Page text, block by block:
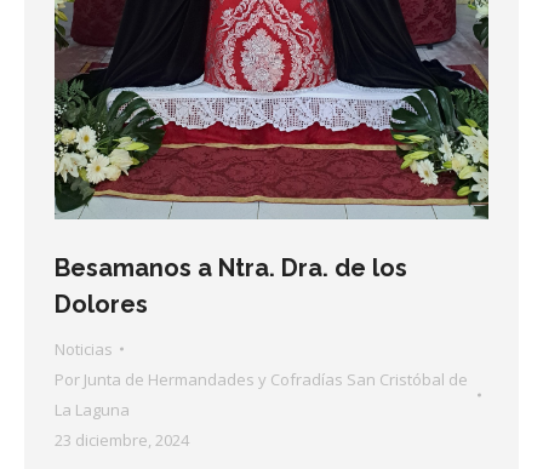
Besamanos a Ntra. Dra. de los
Dolores
Noticias
Por Junta de Hermandades y Cofradías San Cristóbal de
La Laguna
23 diciembre, 2024